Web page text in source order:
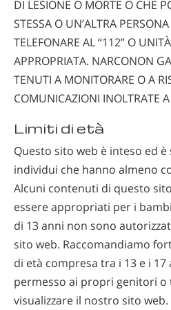
DI LESIONE O MORTE O CHE
STESSA O UN’ALTRA
TELEFONARE AL “112” O
APPROPRIATA. NARCONON
TENUTI A MONITORARE O A
COMUNICAZIONI INOLTRATE
Limiti di età
Questo sito web è inteso ed
individui che hanno almeno
Alcuni contenuti di questo
essere appropriati per i
di 13 anni non sono
sito web. Raccomandiamo
di età compresa tra i 13 e i
permesso ai propri genitori
visualizzare il nostro sito